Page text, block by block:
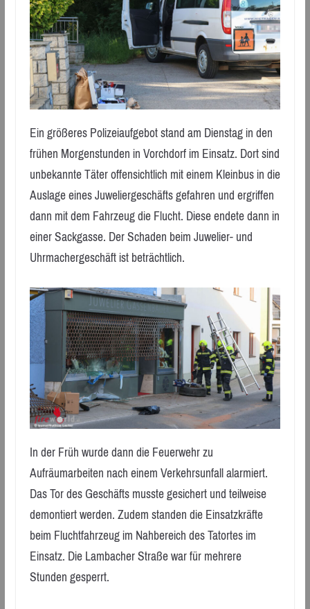
Ein größeres Polizeiaufgebot stand am Dienstag in den
frühen Morgenstunden in Vorchdorf im Einsatz. Dort sind
unbekannte Täter offensichtlich mit einem Kleinbus in die
Auslage eines Juweliergeschäfts gefahren und ergriffen
dann mit dem Fahrzeug die Flucht. Diese endete dann in
einer Sackgasse. Der Schaden beim Juwelier- und
Uhrmachergeschäft ist beträchtlich.
In der Früh wurde dann die Feuerwehr zu
Aufräumarbeiten nach einem Verkehrsunfall alarmiert.
Das Tor des Geschäfts musste gesichert und teilweise
demontiert werden. Zudem standen die Einsatzkräfte
beim Fluchtfahrzeug im Nahbereich des Tatortes im
Einsatz. Die Lambacher Straße war für mehrere
Stunden gesperrt.